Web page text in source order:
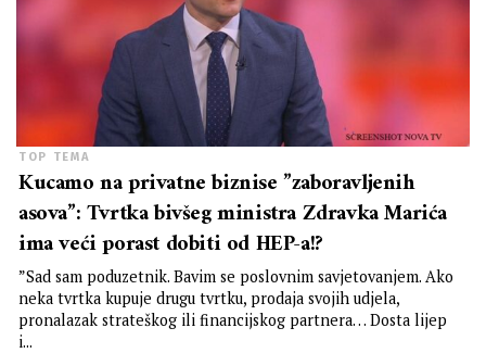
TOP TEMA
Kucamo na privatne biznise ”zaboravljenih
asova”: Tvrtka bivšeg ministra Zdravka Marića
ima veći porast dobiti od HEP-a!?
”Sad sam poduzetnik. Bavim se poslovnim savjetovanjem. Ako
neka tvrtka kupuje drugu tvrtku, prodaja svojih udjela,
pronalazak strateškog ili financijskog partnera… Dosta lijep
i...